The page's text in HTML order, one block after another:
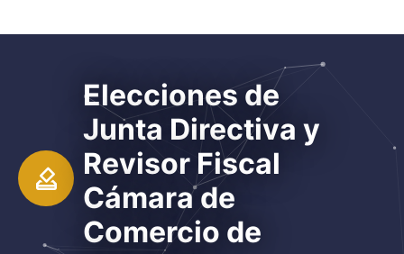
Elecciones de
Junta Directiva y
Revisor Fiscal
Cámara de
Comercio de